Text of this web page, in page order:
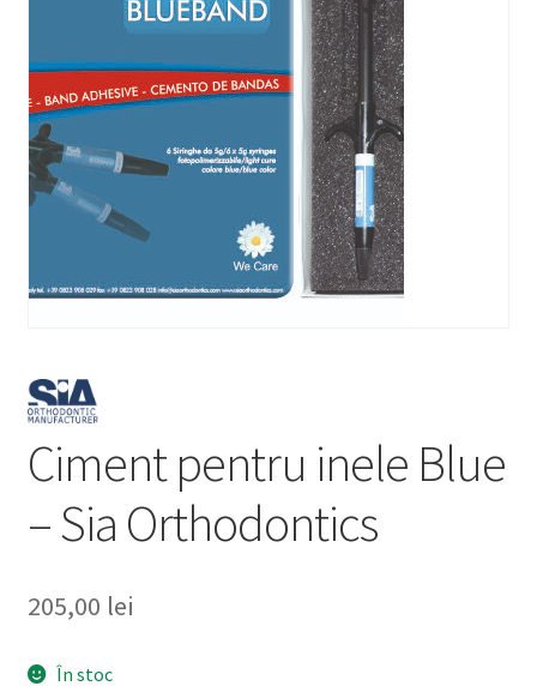
Ciment pentru inele Blue
– Sia Orthodontics
205,00 lei
În stoc